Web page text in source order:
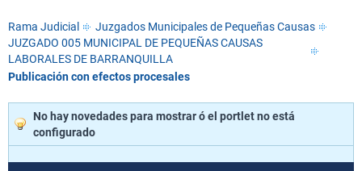
Rama Judicial
Juzgados Municipales de Pequeñas Causas
JUZGADO 005 MUNICIPAL DE PEQUEÑAS CAUSAS
LABORALES DE BARRANQUILLA
Publicación con efectos procesales
No hay novedades para mostrar ó el portlet no está
configurado